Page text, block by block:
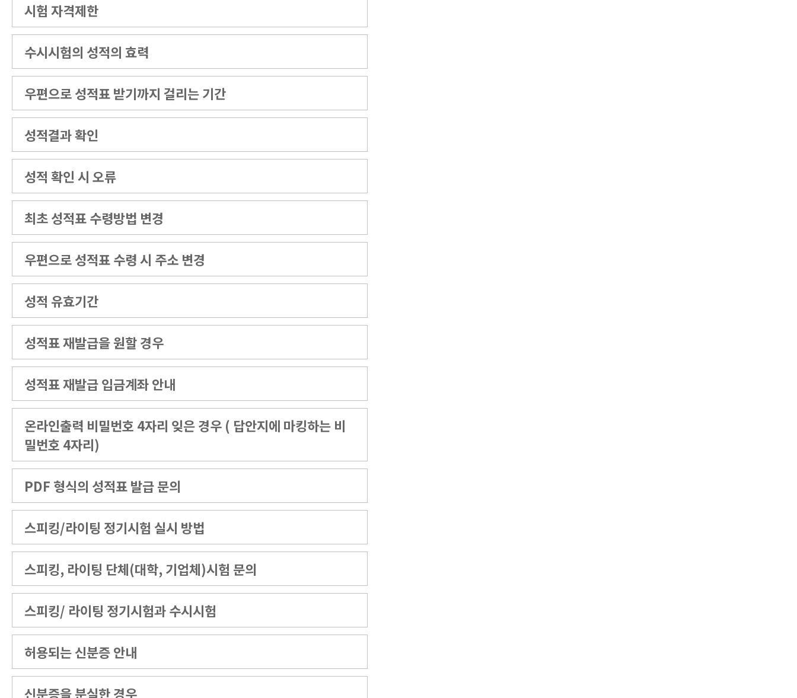
시험 자격제한
수시시험의 성적의 효력
우편으로 성적표 받기까지 걸리는 기간
성적결과 확인
성적 확인 시 오류
최초 성적표 수령방법 변경
우편으로 성적표 수령 시 주소 변경
성적 유효기간
성적표 재발급을 원할 경우
성적표 재발급 입금계좌 안내
온라인출력 비밀번호 4자리 잊은 경우 ( 답안지에 마킹하는 비
밀번호 4자리)
PDF 형식의 성적표 발급 문의
스피킹/라이팅 정기시험 실시 방법
스피킹, 라이팅 단체(대학, 기업체)시험 문의
스피킹/ 라이팅 정기시험과 수시시험
허용되는 신분증 안내
신분증을 분실한 경우